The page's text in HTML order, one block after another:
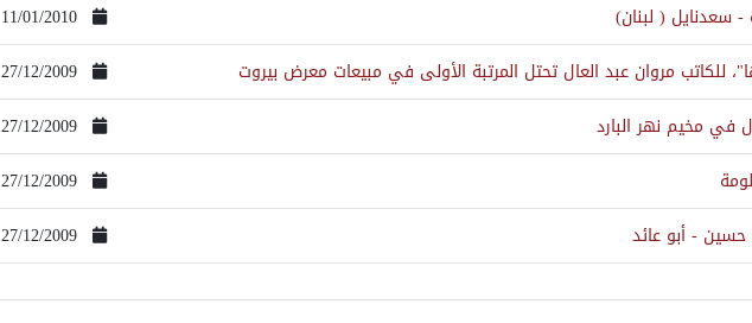
سعدنايل ( لبنان)
11/01/2010
للكاتب مروان عبد العال تحتل المرتبة الأولى في مبيعات معرض بيروت
27/12/2009
في مخيم نهر البارد
27/12/2009
27/12/2009
حسين - أبو عائد
27/12/2009